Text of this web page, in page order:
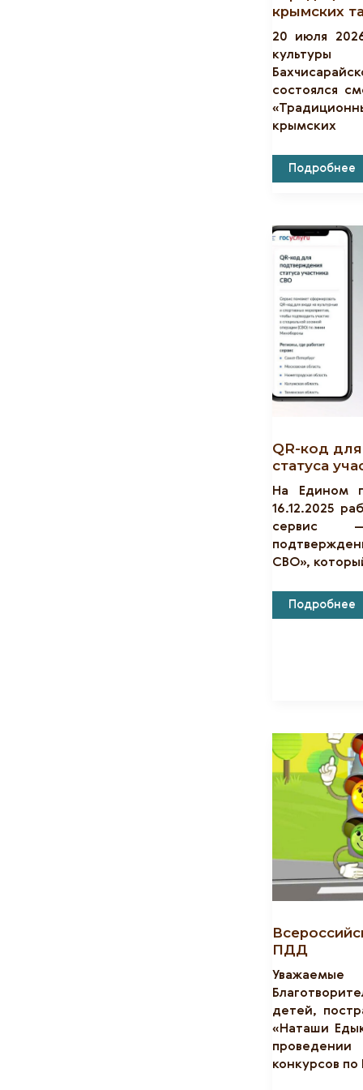
крымских
20 июля
состоялся
крымских
В
Творческих
Работ
Головной
Убор
Крымских
Подробнее
QR-код
статуса
На Едином
16.12.2025
сервис
СВО»,
QR-
Подробнее
ПДД
детей,
«Наташи
конкурсов